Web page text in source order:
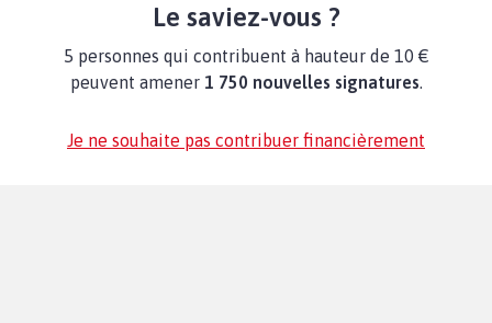
Le saviez-vous ?
5 personnes qui contribuent à hauteur de 10 €
peuvent amener 1 750 nouvelles signatures.
Je ne souhaite pas contribuer financièrement